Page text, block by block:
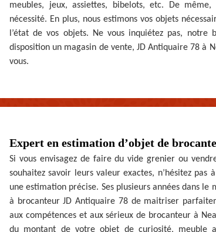
meubles, jeux, assiettes, bibelots, etc. De
nécessité. En plus, nous estimons vos objets
l’état de vos objets. Ne vous inquiétez pas,
disposition un magasin de vente, JD Antiquaire 78 à
vous.
Expert en estimation d’objet de
Si vous envisagez de faire du vide grenier ou
souhaitez savoir leurs valeur exactes, n’hésitez
une estimation précise. Ses plusieurs années dans
à brocanteur JD Antiquaire 78 de maitriser
aux compétences et aux sérieux de brocanteur à
du montant de votre objet de curiosité, meuble